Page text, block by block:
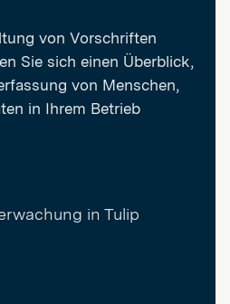
von Vorschriften
Sie sich einen Überblick,
von Menschen,
in Ihrem Betrieb